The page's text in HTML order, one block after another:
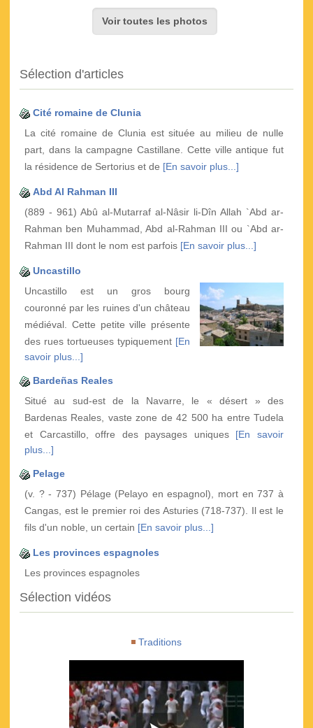
Voir toutes les photos
Sélection d'articles
Cité romaine de Clunia
La cité romaine de Clunia est située au milieu de nulle
part, dans la campagne Castillane. Cette ville antique fut
la résidence de Sertorius et de [En savoir plus...]
Abd Al Rahman III
(889 - 961) Abû al-Mutarraf al-Nâsir li-Dîn Allah `Abd ar-
Rahman ben Muhammad, Abd al-Rahman III ou `Abd ar-
Rahman III dont le nom est parfois [En savoir plus...]
Uncastillo
Uncastillo est un gros bourg
couronné par les ruines d'un château
médiéval. Cette petite ville présente
des rues tortueuses typiquement [En
savoir plus...]
Bardeñas Reales
Situé au sud-est de la Navarre, le « désert » des
Bardenas Reales, vaste zone de 42 500 ha entre Tudela
et Carcastillo, offre des paysages uniques [En savoir
plus...]
Pelage
(v. ? - 737) Pélage (Pelayo en espagnol), mort en 737 à
Cangas, est le premier roi des Asturies (718-737). Il est le
fils d'un noble, un certain [En savoir plus...]
Les provinces espagnoles
Les provinces espagnoles
Sélection vidéos
Traditions